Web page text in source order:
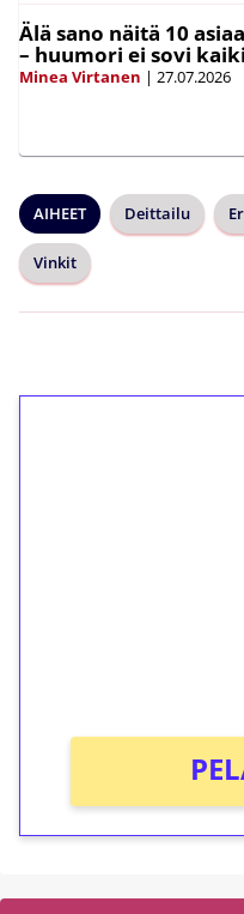
Älä sano näitä 10
– huumori ei sovi
Minea Virtanen | 27.07.2026
AIHEET Deittailu
Vinkit